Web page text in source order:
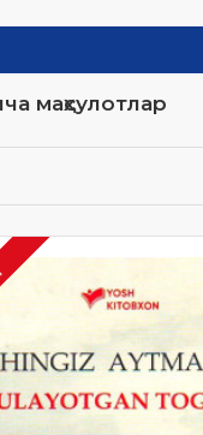
маҳсулотлар